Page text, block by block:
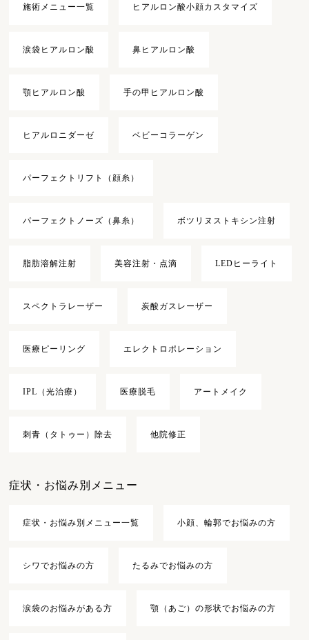
施術メニュー一覧 ヒアルロン酸小顔カスタマイズ
涙袋ヒアルロン酸 鼻ヒアルロン酸
顎ヒアルロン酸 手の甲ヒアルロン酸
ヒアルロニダーゼ ベビーコラーゲン
パーフェクトリフト（顔糸）
パーフェクトノーズ（鼻糸） ボツリヌストキシン注射
脂肪溶解注射 美容注射・点滴 LEDヒーライト
スペクトラレーザー 炭酸ガスレーザー
医療ピーリング エレクトロポレーション
IPL（光治療） 医療脱毛 アートメイク
刺青（タトゥー）除去 他院修正
症状・お悩み別メニュー
症状・お悩み別メニュー一覧 小顔、輪郭でお悩みの方
シワでお悩みの方 たるみでお悩みの方
涙袋のお悩みがある方 顎（あご）の形状でお悩みの方